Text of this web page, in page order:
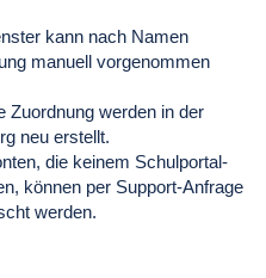
kann nach Namen
manuell vorgenommen
Zuordnung werden in der
neu erstellt.
die keinem Schulportal-
können per Support-Anfrage
werden.